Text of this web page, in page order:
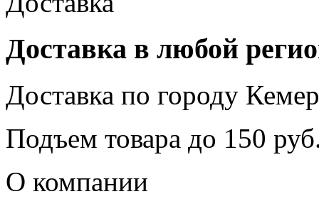
Доставка в любой
Доставка по городу
Подъем товара до 150
О компании